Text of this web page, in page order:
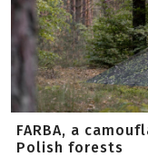
FARBA, a
Polish forests